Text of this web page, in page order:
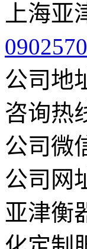
上海
公司地
咨询热
公司微
公司网
亚津衡